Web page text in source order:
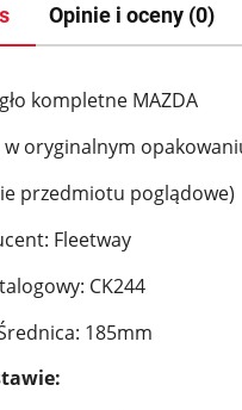
Opinie i oceny (0)
kompletne MAZDA
w oryginalnym
przedmiotu poglądowe)
Fleetway
CK244
185mm